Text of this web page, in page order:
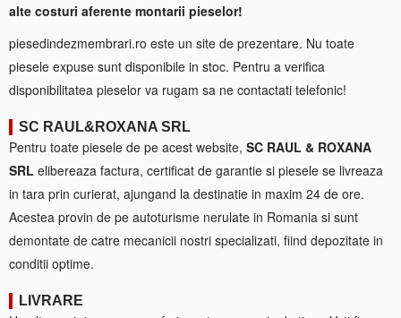
alte costuri aferente montarii pieselor!
piesedindezmembrari.ro este un site de prezentare. Nu toate
piesele expuse sunt disponibile in stoc. Pentru a verifica
disponibilitatea pieselor va rugam sa ne contactati telefonic!
SC RAUL&ROXANA SRL
Pentru toate piesele de pe acest website, SC RAUL & ROXANA
SRL elibereaza factura, certificat de garantie si piesele se livreaza
in tara prin curierat, ajungand la destinatie in maxim 24 de ore.
Acestea provin de pe autoturisme nerulate in Romania si sunt
demontate de catre mecanicii nostri specializati, fiind depozitate in
conditii optime.
LIVRARE